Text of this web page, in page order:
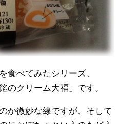
食べてみたシリーズ、
のクリーム大福」です。
か微妙な線ですが、そして